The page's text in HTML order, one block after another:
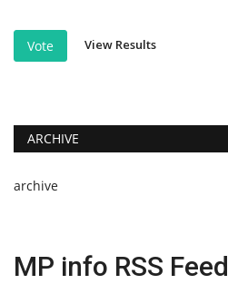
Vote View Results
ARCHIVE
archive
MP info RSS Feed